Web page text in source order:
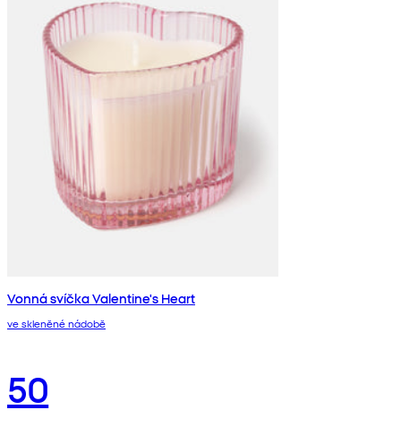
Vonná svíčka Valentine's Heart
ve skleněné nádobě
50